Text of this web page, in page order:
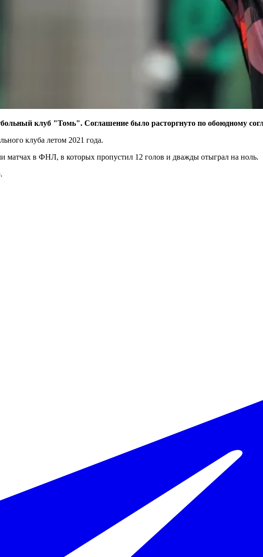
клуб "Томь". Соглашение было расторгнуто по обоюдному
клуба летом 2021 года.
матчах в ФНЛ, в которых пропустил 12 голов и дважды отыграл на ноль.